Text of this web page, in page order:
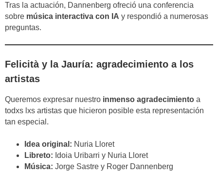
Tras la actuación, Dannenberg ofreció una conferencia
sobre música interactiva con IA y respondió a numerosas
preguntas.
Felicità y la Jauría: agradecimiento a los
artistas
Queremos expresar nuestro inmenso agradecimiento a
todxs lxs artistas que hicieron posible esta representación
tan especial.
Idea original: Nuria Lloret
Libreto: Idoia Uribarri y Nuria Lloret
Música: Jorge Sastre y Roger Dannenberg